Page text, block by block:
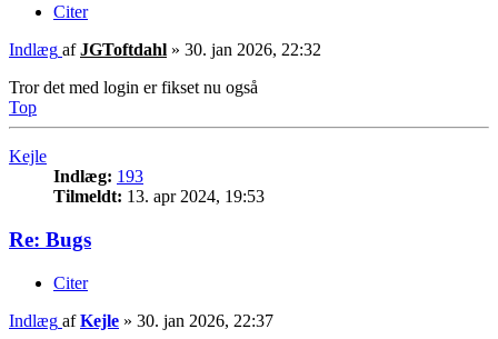
Citer
Indlæg afJGToftdahl » 30. jan 2026, 22:32
Tror det med login er fikset nu også
Top
Kejle
Indlæg: 193
Tilmeldt: 13. apr 2024, 19:53
Re: Bugs
Citer
Indlæg afKejle » 30. jan 2026, 22:37